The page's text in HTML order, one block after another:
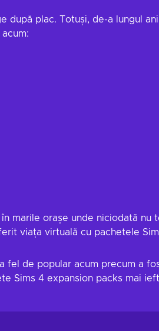
după plac. Totuși, de-a lungul
marile orașe unde niciodată nu
viața virtuală cu pachetele
de popular acum precum a
Sims 4 expansion packs mai